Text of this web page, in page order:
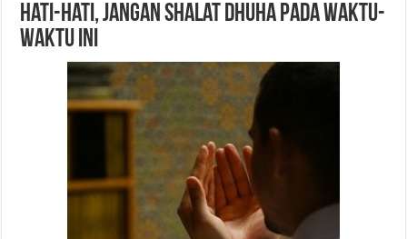
Hati-hati, Jangan Shalat Dhuha pada Waktu-
waktu Ini